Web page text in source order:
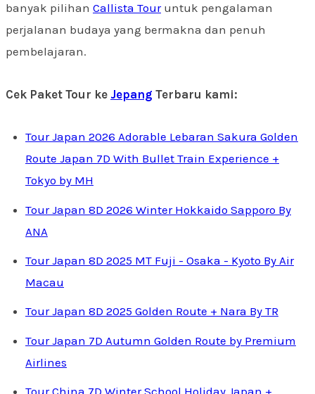
banyak pilihan Callista Touruntuk pengalaman
perjalanan budaya yang bermakna dan penuh
pembelajaran.
Cek Paket Tour ke Jepang Terbaru kami:
Tour Japan 2026 Adorable Lebaran Sakura Golden
Route Japan 7D With Bullet Train Experience +
Tokyo by MH
Tour Japan 8D 2026 Winter Hokkaido Sapporo By
ANA
Tour Japan 8D 2025 MT Fuji - Osaka - Kyoto By Air
Macau
Tour Japan 8D 2025 Golden Route + Nara By TR
Tour Japan 7D Autumn Golden Route by Premium
Airlines